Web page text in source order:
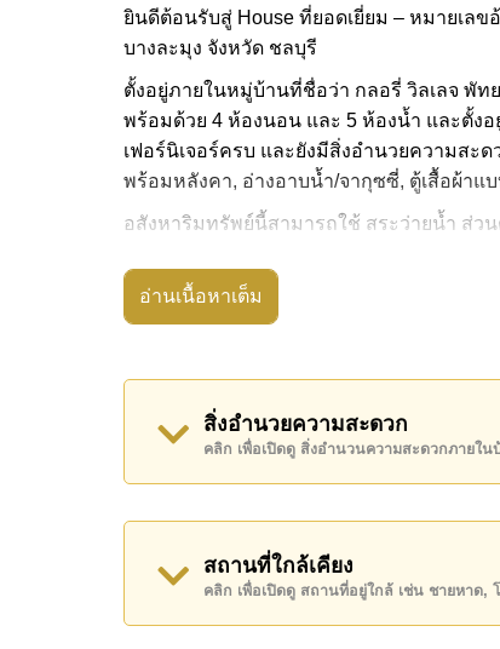
ยินดีต้อนรับสู่ House ที่ยอดเยี่ยม – หมายเล
บางละมุง จังหวัด ชลบุรี
ตั้งอยู่ภายในหมู่บ้านที่ชื่อว่า กลอรี่ วิลเลจ พัท
พร้อมด้วย 4 ห้องนอน และ 5 ห้องน้ำ และตั้ง
เฟอร์นิเจอร์ครบ และยังมีสิ่งอำนวยความสะ
พร้อมหลังคา, อ่างอาบน้ำ/จากุซซี่, ตู้เสื้อผ้า
อสังหาริมทรัพย์นี้สามารถใช้ สระว่ายน้ำ ส่วน
กลอรี่ วิลเลจ พัทยา มีสิ่งอำนวยความสะดวก
ชั่วโมง, ห้องเล่มเกมส์, ซาวน่าหรือห้องอบไอน้
อสังหาริมทรัพย์นี้มีไว้สำหรับขายในราคา ฿
โฉนดที่ดินของอสังหาริมทรัพย์นี้อยู่ภายใต้ก
ค้นพบโอกาสในการทำให้ที่อยู่อาศัยนี้เป็นบ้
ติดต่อ Cornerstone Real Estate โทร
อ่านเนื้อหาเต็ม
สิ่งอำนวยความสะดวก
คลิก เพื่อเปิดดู สิ่งอำนวนความสะดวกภายใ
สถานที่ใกล้เคียง
คลิก เพื่อเปิดดู สถานที่อยู่ใกล้ เช่น ชายหาด